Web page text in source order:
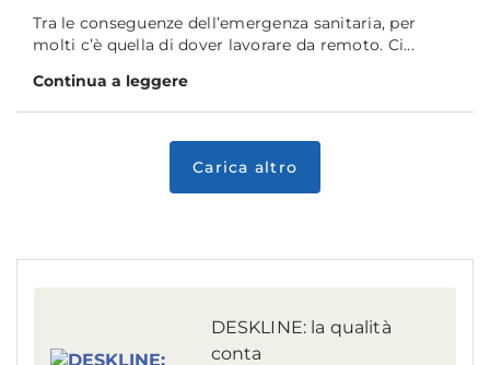
Tra le conseguenze dell’emergenza sanitaria, per
molti c’è quella di dover lavorare da remoto. Ci...
Continua a leggere
DESKLINE: la qualità
conta